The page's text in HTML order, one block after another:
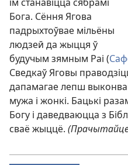
Бога. Сёння Ягова
падрыхтоўвае мільёны
людзей да жыцця ў
будучым зямным Раі (
Сведкаў Яговы
дапамагае лепш
мужа і жонкі. Бацькі
Богу і даведваюцца з
сваё жыццё.